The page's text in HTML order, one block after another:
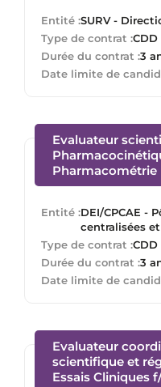
Entité :SURV -
Type de contrat :CDD
Durée du contrat :3
Date limite de
Evaluateur
Pharmacométrie
Entité :DEI/CPCAE -
centralisées
Type de contrat :CDD
Durée du contrat :3
Date limite de
Evaluateur
scientifique et
Essais Cliniques